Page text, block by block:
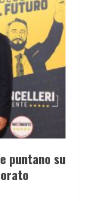
puntano su